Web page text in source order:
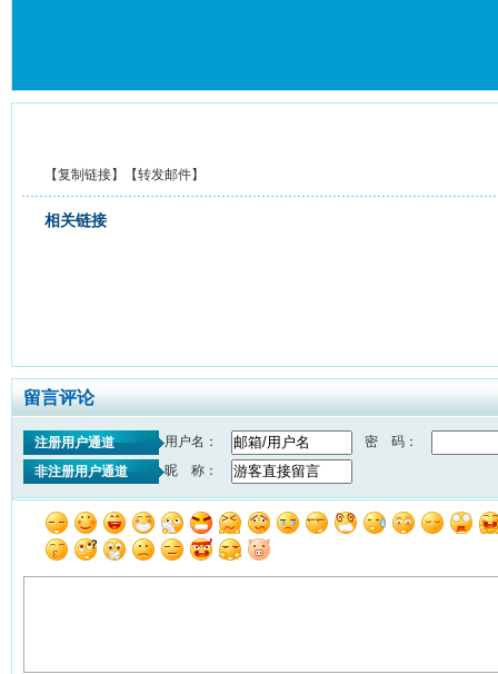
【复制链接】【转发邮件】
相关链接
留言评论
注册用户通道 用户名：
密 码：
非注册用户通道
昵 称：